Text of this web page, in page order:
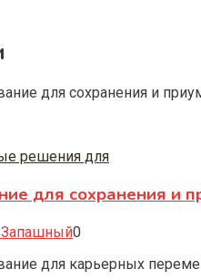
решения для
для сохранения и
0